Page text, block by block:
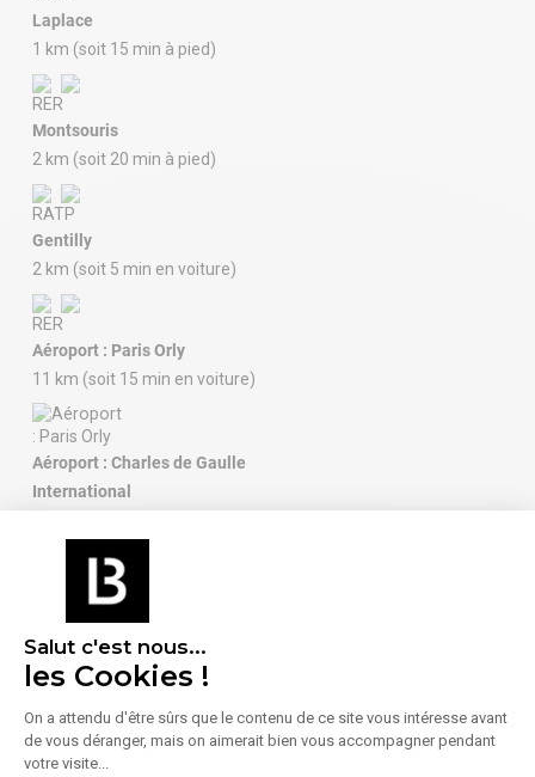
Salut c'est nous...
les Cookies !
On a attendu d'être sûrs que le contenu de ce site vous intéresse avant
de vous déranger, mais on aimerait bien vous accompagner pendant
votre visite...
Laplace
1 km (soit 15 min à pied)
Montsouris
2 km (soit 20 min à pied)
Gentilly
2 km (soit 5 min en voiture)
Aéroport : Paris Orly
11 km (soit 15 min en voiture)
Aéroport : Charles de Gaulle
International
À proximité (moins de 300 m)
Enseignement
2 Écoles
Alimentation
3 Boulangeries /